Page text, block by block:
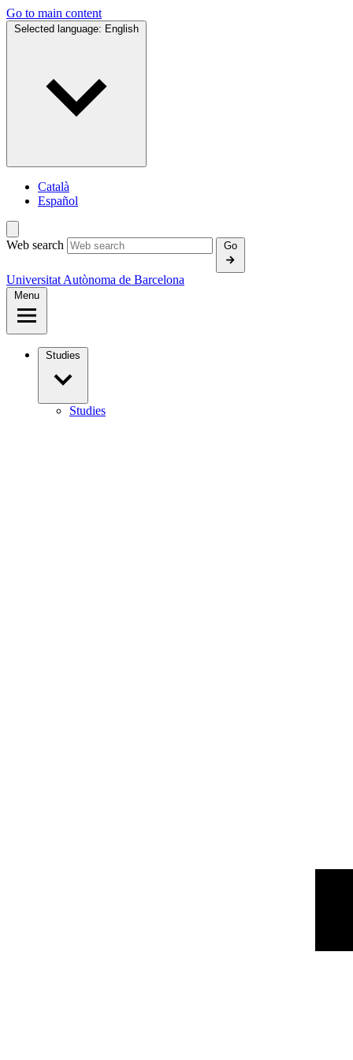
Go to main content
Selected language: English
Català
Español
Web search Go
Universitat Autònoma de Barcelona
Menu
Studies
Studies